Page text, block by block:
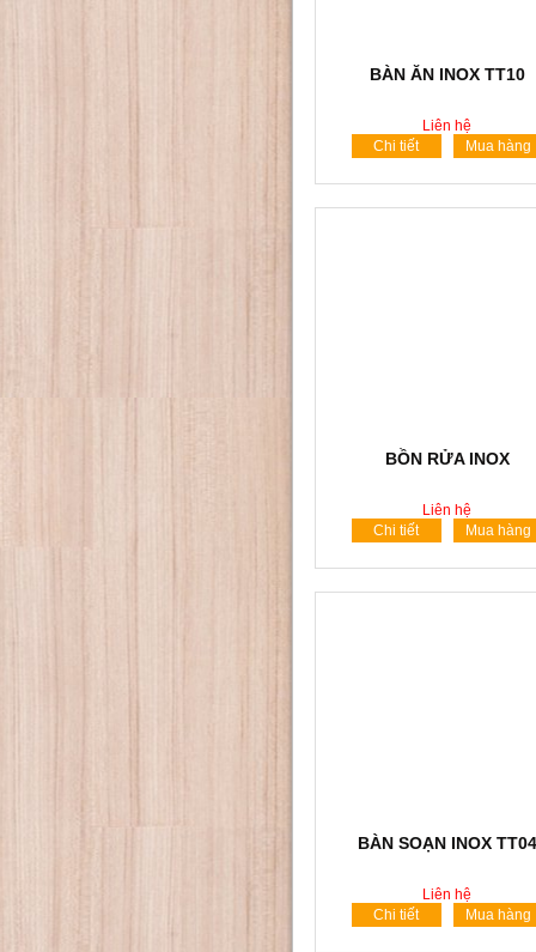
BÀN ĂN INOX TT10
Liên hệ
Chi tiết
Mua hàng
BỒN RỬA INOX
Liên hệ
Chi tiết
Mua hàng
BÀN SOẠN INOX TT04
Liên hệ
Chi tiết
Mua hàng